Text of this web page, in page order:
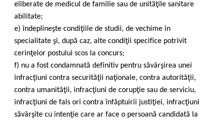
eliberate de medicul de familie sau de unităţile sanitare
abilitate;
e) îndeplineşte condiţiile de studii, de vechime în
specialitate şi, după caz, alte condiţii specifice potrivit
cerinţelor postului scos la concurs;
f) nu a fost condamnată definitiv pentru săvârşirea unei
infracţiuni contra securităţii naţionale, contra autorităţii,
contra umanităţii, infracţiuni de corupţie sau de serviciu,
infracţiuni de fals ori contra înfăptuirii justiţiei, infracţiuni
săvârşite cu intenţie care ar face o persoană candidată la